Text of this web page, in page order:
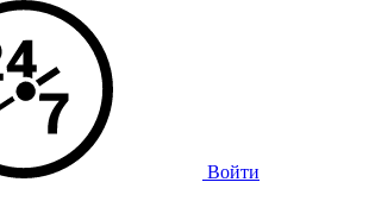
Войти